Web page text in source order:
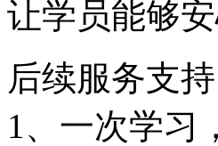
让学员能够
后续服务支持
1、一次学习